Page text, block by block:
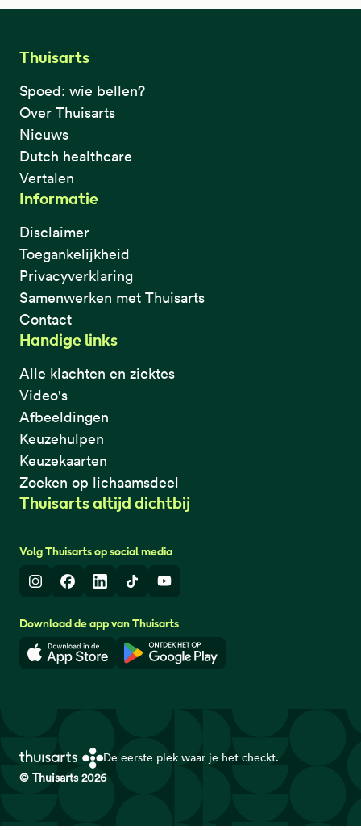
Thuisarts
Spoed: wie bellen?
Over Thuisarts
Nieuws
Dutch healthcare
Vertalen
Informatie
Disclaimer
Toegankelijkheid
Privacyverklaring
Samenwerken met Thuisarts
Contact
Handige links
Alle klachten en ziektes
Video's
Afbeeldingen
Keuzehulpen
Keuzekaarten
Zoeken op lichaamsdeel
Thuisarts altijd dichtbij
Volg Thuisarts op social media
InstagramFacebook
LinkedInTikTokYoutube
Download de app van Thuisarts
Download in de App StoreDownload in de Google Play
De eerste plek waar je het checkt.
© Thuisarts 2026